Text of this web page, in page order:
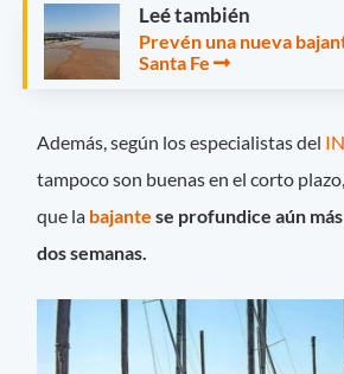
Leé también
Prevén una nueva
Santa Fe
Además, según los especialistas del
tampoco son buenas en el corto
que la bajantese profundice aún
dos semanas.